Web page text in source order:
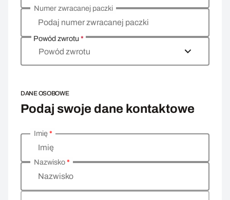
Podaj numer zwracanej paczki
Numer zwracanej paczki
Powód zwrotu*
Powód zwrotu
DANE OSOBOWE
Podaj swoje dane kontaktowe
Wprowadź swoje dane osobowe
Imię
Imię*
Nazwisko
Nazwisko*